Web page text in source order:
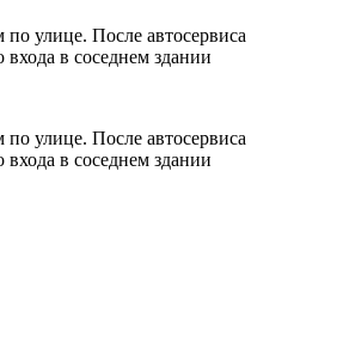
улице. После автосервиса
в соседнем здании
улице. После автосервиса
в соседнем здании